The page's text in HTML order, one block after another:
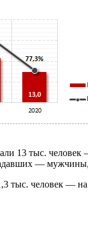
13 тыс.
—
тыс. человек